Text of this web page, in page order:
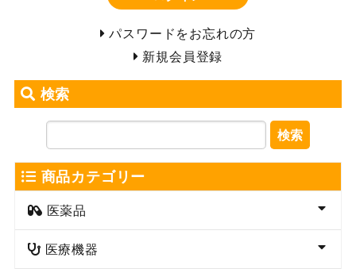
パスワードをお忘れの方
新規会員登録
検索
検索
商品カテゴリー
医薬品
医療機器